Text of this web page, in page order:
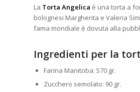
La Torta Angelica è una torta a
bolognesi Margherita e Valeria
fama mondiale è dovuta alla
Ingredienti per la
Farina Manitoba: 570 gr.
Zucchero semolato: 90 gr.